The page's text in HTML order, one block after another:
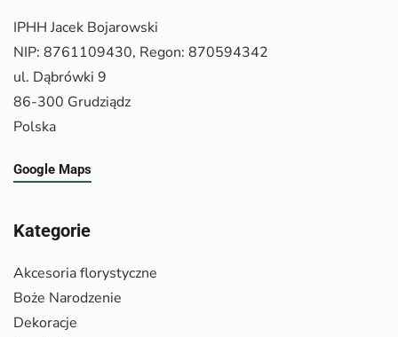
IPHH Jacek Bojarowski
NIP: 8761109430, Regon: 870594342
ul. Dąbrówki 9
86-300 Grudziądz
Polska
Google Maps
Kategorie
Akcesoria florystyczne
Boże Narodzenie
Dekoracje